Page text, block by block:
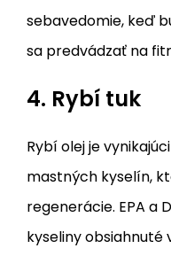
sebavedomie, keď
sa predvádzať na
4. Rybí tuk
Rybí olej je
mastných kyselín,
regenerácie. EPA a
kyseliny obsiahnuté